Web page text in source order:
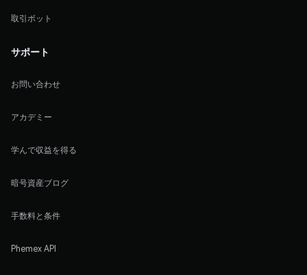
取引ボット
サポート
お問い合わせ
アカデミー
学んで収益を得る
暗号資産ブログ
手数料と条件
Phemex API